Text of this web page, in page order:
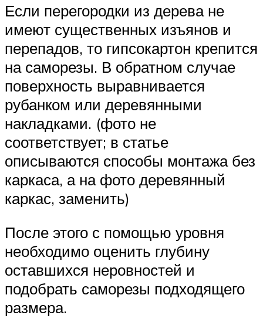
Если перегородки из дерева не
имеют существенных изъянов и
перепадов, то гипсокартон крепится
на саморезы. В обратном случае
поверхность выравнивается
рубанком или деревянными
накладками. (фото не
соответствует; в статье
описываются способы монтажа без
каркаса, а на фото деревянный
каркас, заменить)
После этого с помощью уровня
необходимо оценить глубину
оставшихся неровностей и
подобрать саморезы подходящего
размера.